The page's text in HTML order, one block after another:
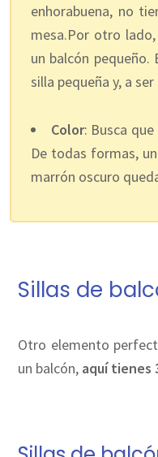
enhorabuena, no
mesa.Por otro
un balcón pequeño.
silla pequeña y, a
Color: Busca
De todas formas,
marrón oscuro
Sillas de
Otro elemento
un balcón, aquí tienes